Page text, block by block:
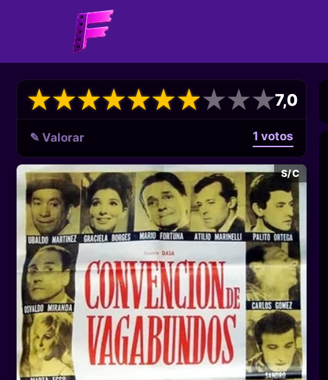
★
★★
★★
★★
★★
★★
★★
★★
★★
★★
★7,0
✎ Valorar 1 votos
S/C